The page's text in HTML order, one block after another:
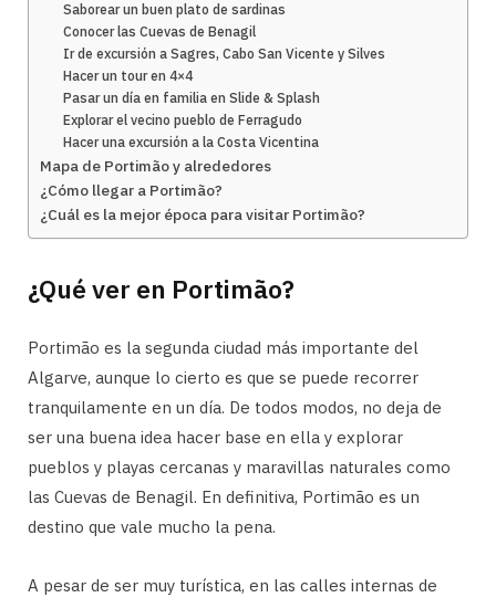
Saborear un buen plato de sardinas
Conocer las Cuevas de Benagil
Ir de excursión a Sagres, Cabo San Vicente y Silves
Hacer un tour en 4×4
Pasar un día en familia en Slide & Splash
Explorar el vecino pueblo de Ferragudo
Hacer una excursión a la Costa Vicentina
Mapa de Portimão y alrededores
¿Cómo llegar a Portimão?
¿Cuál es la mejor época para visitar Portimão?
¿Qué ver en Portimão?
Portimão es la segunda ciudad más importante del
Algarve, aunque lo cierto es que se puede recorrer
tranquilamente en un día. De todos modos, no deja de
ser una buena idea hacer base en ella y explorar
pueblos y playas cercanas y maravillas naturales como
las Cuevas de Benagil. En definitiva, Portimão es un
destino que vale mucho la pena.
A pesar de ser muy turística, en las calles internas de